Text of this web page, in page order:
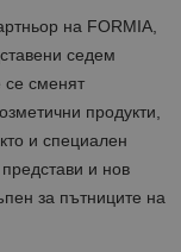
на FORMIA,
седем
се сменят
продукти,
и специален
и нов
за пътниците на